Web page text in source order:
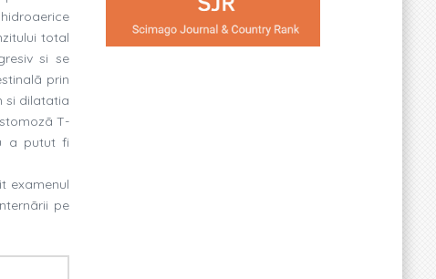
total
si se
prin
si dilatatia
T-
a putut fi
examenul
pe